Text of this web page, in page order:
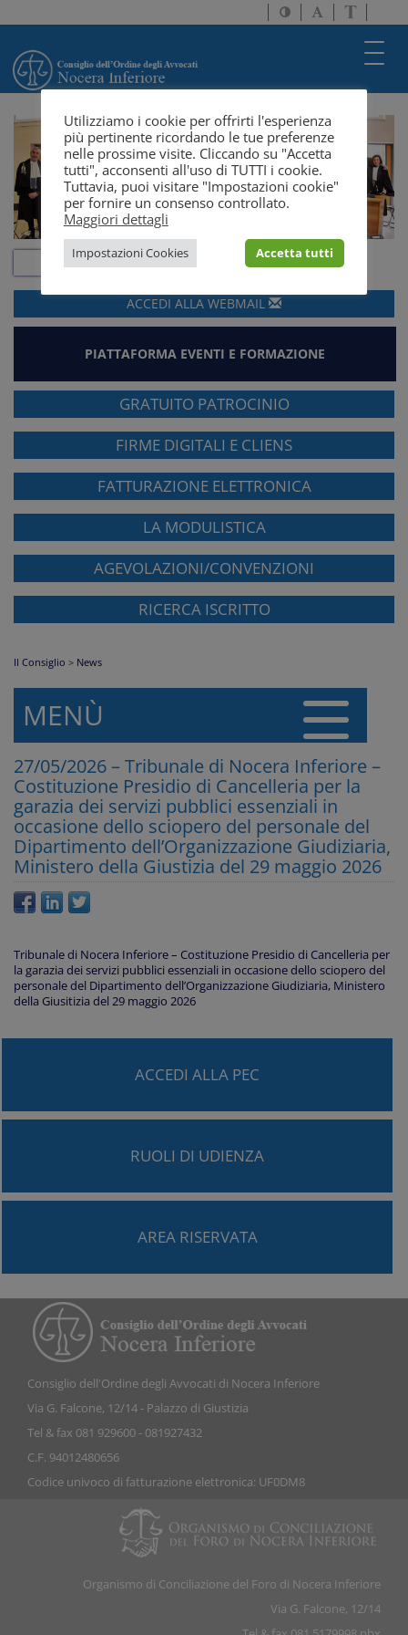
Attiva/disattiva
alto
Attiva/
dimensione
a
solo
ACCEDI ALLA WEBMAIL
PIATTAFORMA EVENTI E FORMAZIONE
GRATUITO PATROCINIO
FIRME DIGITALI E CLIENS
FATTURAZIONE ELETTRONICA
LA MODULISTICA
AGEVOLAZIONI/CONVENZIONI
RICERCA ISCRITTO
Il Consiglio > News
MENÙ
27/05/2026 – Tribunale di Nocera Inferiore –
Costituzione Presidio di Cancelleria per la
garazia dei servizi pubblici essenziali in
occasione dello sciopero del personale del
Dipartimento dell’Organizzazione Giudiziaria,
Ministero della Giustizia del 29 maggio 2026
Tribunale di Nocera Inferiore – Costituzione Presidio di Cancelleria per
la garazia dei servizi pubblici essenziali in occasione dello sciopero del
personale del Dipartimento dell’Organizzazione Giudiziaria, Ministero
della Giusitizia del 29 maggio 2026
ACCEDI ALLA PEC
RUOLI DI UDIENZA
AREA RISERVATA
Consiglio dell'Ordine degli Avvocati di Nocera Inferiore
Via G. Falcone, 12/14 - Palazzo di Giustizia
Tel & fax 081 929600 - 081927432
C.F. 94012480656
Codice univoco di fatturazione elettronica: UF0DM8
Organismo di Conciliazione del Foro di Nocera Inferiore
Via G. Falcone, 12/14
Utilizziamo i cookie per offrirti l'esperienza
più pertinente ricordando le tue preferenze
nelle prossime visite. Cliccando su "Accetta
tutti", acconsenti all'uso di TUTTI i cookie.
Tuttavia, puoi visitare "Impostazioni cookie"
per fornire un consenso controllato.
Maggiori dettagli
Impostazioni Cookies Accetta tutti